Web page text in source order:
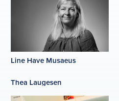
Line Have Musaeus
Thea Laugesen